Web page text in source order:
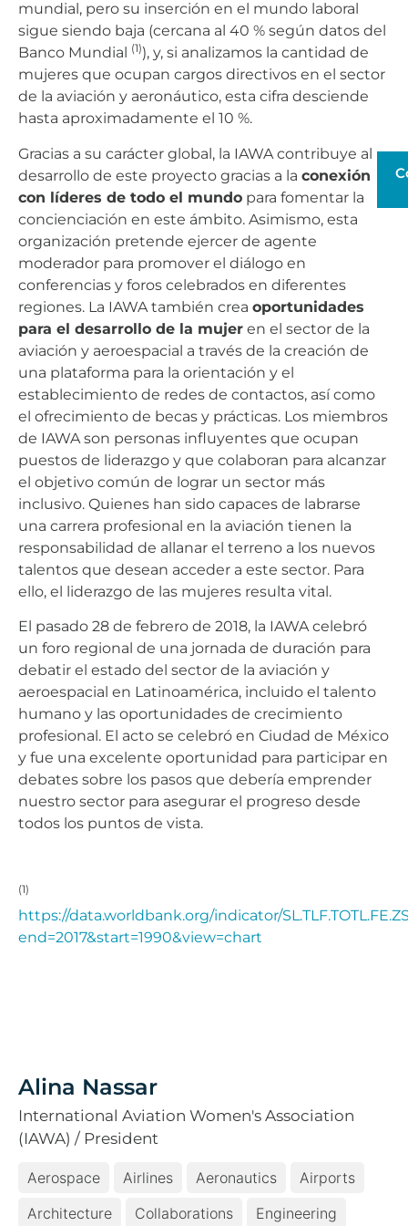
mundial, pero su inserción en el mundo laboral
sigue siendo baja (cercana al 40 % según datos del
Banco Mundial
(1)), y, si analizamos la cantidad de
mujeres que ocupan cargos directivos en el sector
de la aviación y aeronáutico, esta cifra desciende
hasta aproximadamente el 10 %.
Gracias a su carácter global, la IAWA contribuye al
desarrollo de este proyecto gracias a la conexión
con líderes de todo el mundo para fomentar la
concienciación en este ámbito. Asimismo, esta
organización pretende ejercer de agente
moderador para promover el diálogo en
conferencias y foros celebrados en diferentes
regiones. La IAWA también crea oportunidades
para el desarrollo de la mujer en el sector de la
aviación y aeroespacial a través de la creación de
una plataforma para la orientación y el
establecimiento de redes de contactos, así como
el ofrecimiento de becas y prácticas. Los miembros
de IAWA son personas influyentes que ocupan
puestos de liderazgo y que colaboran para alcanzar
el objetivo común de lograr un sector más
inclusivo. Quienes han sido capaces de labrarse
una carrera profesional en la aviación tienen la
responsabilidad de allanar el terreno a los nuevos
talentos que desean acceder a este sector. Para
ello, el liderazgo de las mujeres resulta vital.
El pasado 28 de febrero de 2018, la IAWA celebró
un foro regional de una jornada de duración para
debatir el estado del sector de la aviación y
aeroespacial en Latinoamérica, incluido el talento
humano y las oportunidades de crecimiento
profesional. El acto se celebró en Ciudad de México
y fue una excelente oportunidad para participar en
debates sobre los pasos que debería emprender
nuestro sector para asegurar el progreso desde
todos los puntos de vista.
(1)
https://data.worldbank.org/indicator/
end=2017&start=1990&view=chart
Alina Nassar
International Aviation Women's Association
(IAWA) / President
Aerospace Airlines Aeronautics
Airports
Architecture
Collaborations Engineering